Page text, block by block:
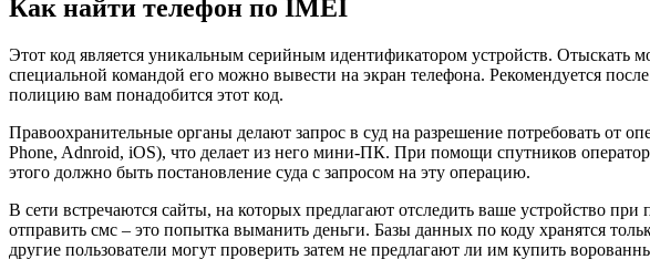
Как найти телефон по IMEI
Этот код является уникальным серийным идентификатором устройств. Отыскать
специальной командой его можно вывести на экран телефона. Рекомендуется
полицию вам понадобится этот код.
Правоохранительные органы делают запрос в суд на разрешение потребовать от
Phone, Adnroid, iOS), что делает из него мини-ПК. При помощи спутников
этого должно быть постановление суда с запросом на эту операцию.
В сети встречаются сайты, на которых предлагают отследить ваше устройство
отправить смс – это попытка выманить деньги. Базы данных по коду хранятся
другие пользователи могут проверить затем не предлагают ли им купить